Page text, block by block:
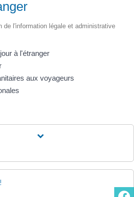
de l'information légale et administrative
à l'étranger
aux voyageurs